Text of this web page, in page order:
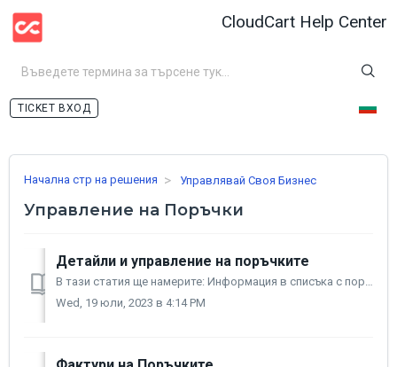
CloudCart Help Center
ВХОД
Начална стр на решения Управлявай Своя Бизнес
Управление на Поръчки
Детайли и управление на поръчките
В тази статия ще намерите: Информация в списъка с поръчки Бърз преглед на поръчките Обработване на поръчките Рефънд на поръчки В тази статия ще на...
Wed, 19 юли, 2023 в 4:14 PM